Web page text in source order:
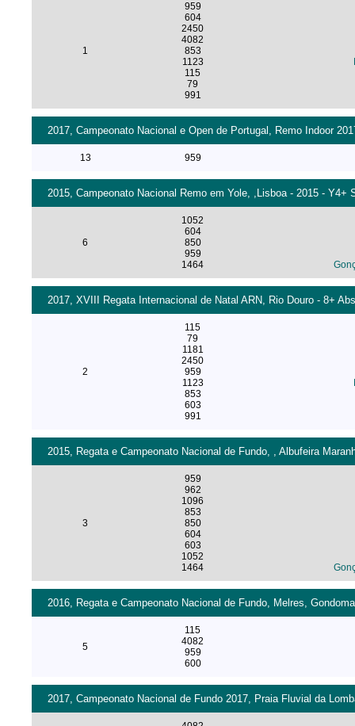
1
959
604
2450
4082
853
1123
115
79
991
2017, Campeonato Nacional e Open de Portugal, Remo Indoor
13 959
2015, Campeonato Nacional Remo em Yole, ,Lisboa - 2015 - Y4+
6
1052
604
850
959
1464
2017, XVIII Regata Internacional de Natal ARN, Rio Douro - 8+
2
115
79
1181
2450
959
1123
853
603
991
2015, Regata e Campeonato Nacional de Fundo, , Albufeira
3
959
962
1096
853
850
604
603
1052
1464
2016, Regata e Campeonato Nacional de Fundo, Melres,
5
115
4082
959
600
2017, Campeonato Nacional de Fundo 2017, Praia Fluvial da